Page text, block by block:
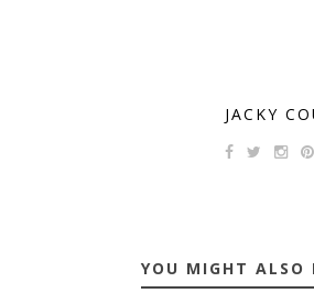
JACKY
YOU MIGHT ALSO